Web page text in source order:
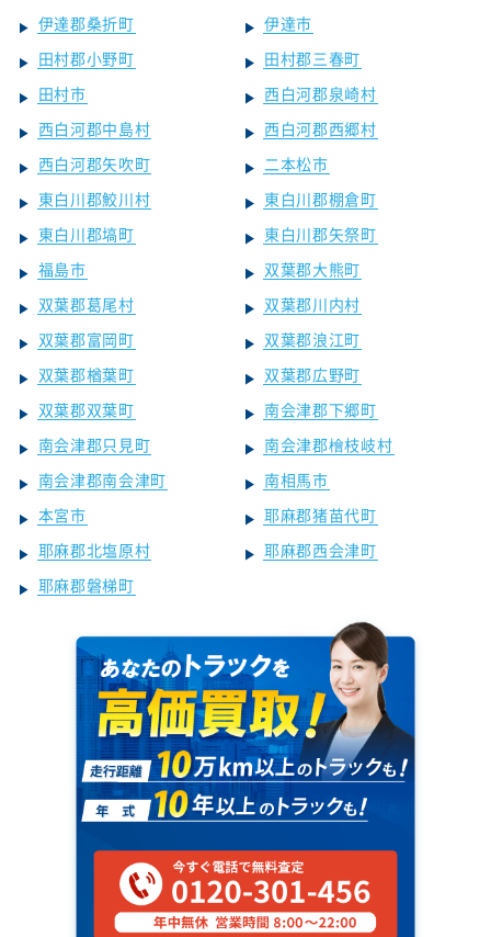
伊達郡桑折町
伊達市
田村郡小野町
田村郡三春町
田村市
西白河郡泉崎村
西白河郡中島村
西白河郡西郷村
西白河郡矢吹町
二本松市
東白川郡鮫川村
東白川郡棚倉町
東白川郡塙町
東白川郡矢祭町
福島市
双葉郡大熊町
双葉郡葛尾村
双葉郡川内村
双葉郡富岡町
双葉郡浪江町
双葉郡楢葉町
双葉郡広野町
双葉郡双葉町
南会津郡下郷町
南会津郡只見町
南会津郡檜枝岐村
南会津郡南会津町
南相馬市
本宮市
耶麻郡猪苗代町
耶麻郡北塩原村
耶麻郡西会津町
耶麻郡磐梯町